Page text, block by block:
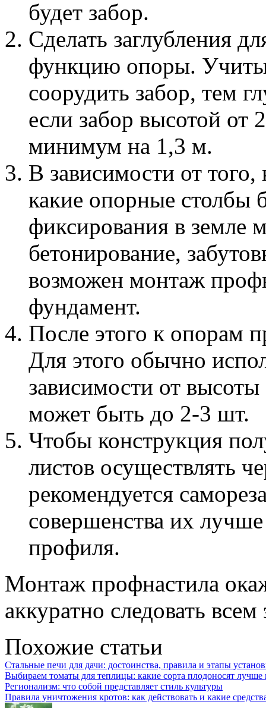
будет забор.
Сделать заглубления
функцию опоры.
соорудить забор, тем
если забор высотой от
минимум на 1,3 м.
В зависимости от
какие опорные столбы
фиксирования в земле
бетонирование,
возможен монтаж
фундамент.
После этого к опорам
Для этого обычно
зависимости от высоты
может быть до 2-3 шт.
Чтобы конструкция
листов осуществлять
рекомендуется
совершенства их
профиля.
Монтаж профнастила
аккуратно следовать
Похожие статьи
Стальные печи для дачи: достоинства, правила и этапы
Выбираем томаты для теплицы: какие сорта плодоносят лучше
Регионализм: что собой представляет стиль культуры
Правила уничтожения кротов: как действовать и какие